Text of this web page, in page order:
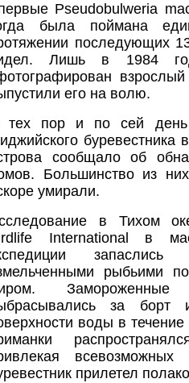
Pseudobulweria
была поймана
последующих
Лишь в 1984
его на волю.
пор и по сей день
буревестника
сообщало об
Большинство из
умирали.
в Тихом
International в
рыбьими
Замороженные
за борт
воды в
прилетел